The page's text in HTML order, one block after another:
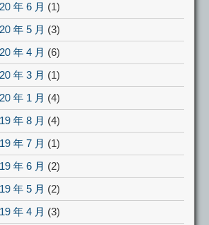
年 6 月 (1)
年 5 月 (3)
年 4 月 (6)
年 3 月 (1)
年 1 月 (4)
年 8 月 (4)
年 7 月 (1)
年 6 月 (2)
年 5 月 (2)
年 4 月 (3)